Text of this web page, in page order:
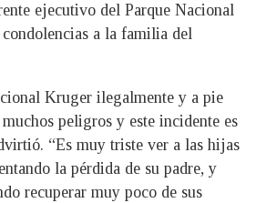
ejecutivo del Parque Nacional
a la familia del
Kruger ilegalmente y a pie
peligros y este incidente es
“Es muy triste ver a las hijas
la pérdida de su padre, y
recuperar muy poco de sus